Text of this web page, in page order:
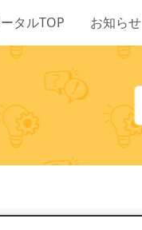
タルTOP お知らせ